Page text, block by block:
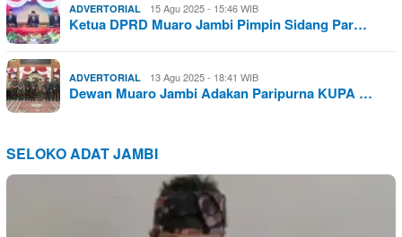
ADVERTORIAL 15 Agu 2025 - 15:46 WIB
Ketua DPRD Muaro Jambi Pimpin Sidang Par…
ADVERTORIAL 13 Agu 2025 - 18:41 WIB
Dewan Muaro Jambi Adakan Paripurna KUPA …
SELOKO ADAT JAMBI